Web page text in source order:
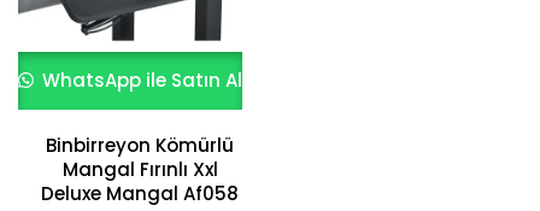
WhatsApp ile Satın Al
Binbirreyon Kömürlü
Mangal Fırınlı Xxl
Deluxe Mangal Af058